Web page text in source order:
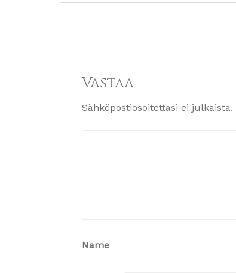
Vastaa
Sähköpostiosoitettasi ei julkaista.
Name